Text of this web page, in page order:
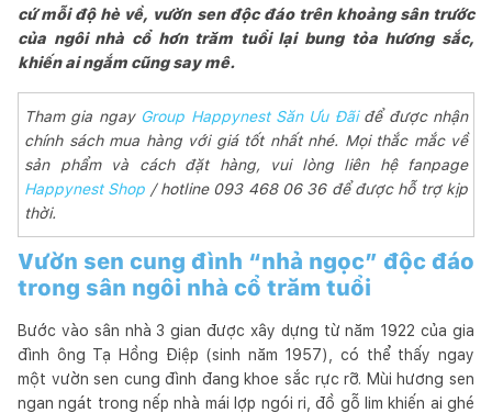
cứ mỗi độ hè về, vườn sen độc đáo trên khoảng sân trước
của ngôi nhà cổ hơn trăm tuổi lại bung tỏa hương sắc,
khiến ai ngắm cũng say mê.
Tham gia ngay Group Happynest Săn Ưu Đãi để được nhận
chính sách mua hàng với giá tốt nhất nhé. Mọi thắc mắc về
sản phẩm và cách đặt hàng, vui lòng liên hệ fanpage
Happynest Shop / hotline 093 468 06 36 để được hỗ trợ kịp
thời.
Vườn sen cung đình “nhả ngọc” độc đáo
trong sân ngôi nhà cổ trăm tuổi
Bước vào sân nhà 3 gian được xây dựng từ năm 1922 của gia
đình ông Tạ Hồng Điệp (sinh năm 1957), có thể thấy ngay
một vườn sen cung đình đang khoe sắc rực rỡ. Mùi hương sen
ngan ngát trong nếp nhà mái lợp ngói ri, đồ gỗ lim khiến ai ghé